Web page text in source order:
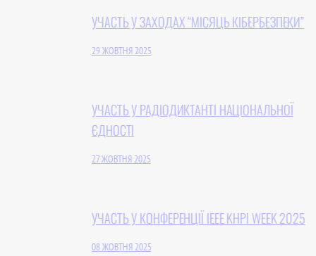
УЧАСТЬ У ЗАХОДАХ “МІСЯЦЬ КІБЕРБЕЗПЕКИ”
29 ЖОВТНЯ 2025
УЧАСТЬ У РАДІОДИКТАНТІ НАЦІОНАЛЬНОЇ
ЄДНОСТІ
27 ЖОВТНЯ 2025
УЧАСТЬ У КОНФЕРЕНЦІЇ IEEE KHPI WEEK 2025
08 ЖОВТНЯ 2025